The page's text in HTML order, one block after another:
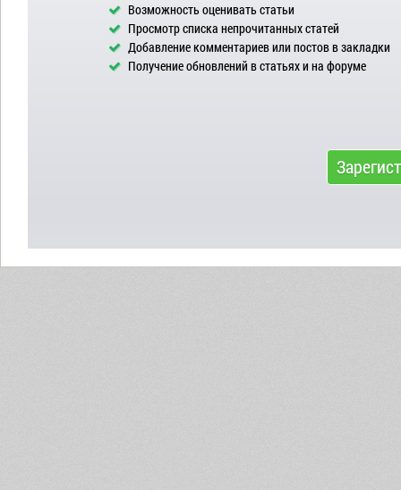
Возможность оценивать статьи
Просмотр списка непрочитанных статей
Добавление комментариев или постов в закладки
Получение обновлений в статьях и на форуме